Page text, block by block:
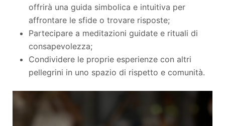
offrirà una guida simbolica e intuitiva per
affrontare le sfide o trovare risposte;
Partecipare a meditazioni guidate e rituali di
consapevolezza;
Condividere le proprie esperienze con altri
pellegrini in uno spazio di rispetto e comunità.